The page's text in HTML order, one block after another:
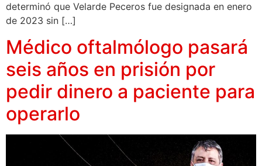
determinó que Velarde Peceros fue designada en enero
de 2023 sin […]
Médico oftalmólogo pasará
seis años en prisión por
pedir dinero a paciente para
operarlo